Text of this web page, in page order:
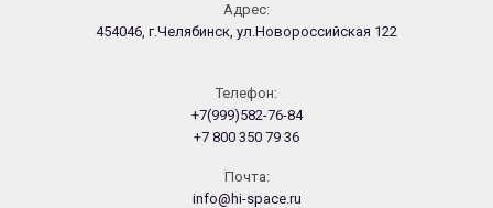
Адрес:
454046, г.Челябинск, ул.Новороссийская 122
Телефон:
+7(999)582-76-84
+7 800 350 79 36
Почта:
info@hi-space.ru